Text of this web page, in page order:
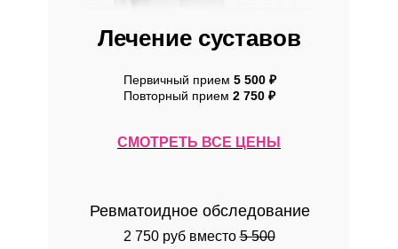
Лечение суставов
Первичный прием 5 500 ₽
Повторный прием 2 750 ₽
СМОТРЕТЬ ВСЕ ЦЕНЫ
Ревматоидное обследование
2 750 руб вместо5 500